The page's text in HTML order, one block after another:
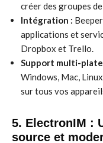
créer des groupes
Intégration :
applications et
Dropbox et Trello.
Support multi-
Windows, Mac,
sur tous vos
5. ElectronIM :
source et